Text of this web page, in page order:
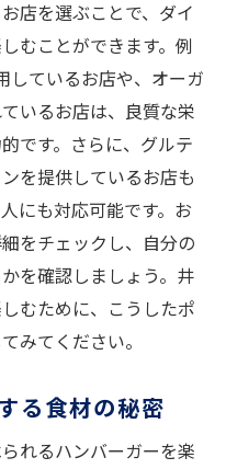
店を選ぶことで、ダイ
むことができます。例
しているお店や、オーガ
いるお店は、良質な栄
です。さらに、グルテ
を提供しているお店も
にも対応可能です。お
をチェックし、自分の
を確認しましょう。井
むために、こうしたポ
みてください。
る食材の秘密
れるハンバーガーを楽